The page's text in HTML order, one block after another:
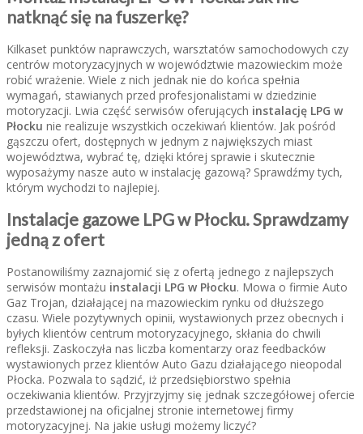
natknąć się na fuszerkę?
Kilkaset punktów naprawczych, warsztatów samochodowych czy
centrów motoryzacyjnych w województwie mazowieckim może
robić wrażenie. Wiele z nich jednak nie do końca spełnia
wymagań, stawianych przed profesjonalistami w dziedzinie
motoryzacji. Lwia część serwisów oferujących instalację LPG w
Płocku nie realizuje wszystkich oczekiwań klientów. Jak pośród
gąszczu ofert, dostępnych w jednym z największych miast
województwa, wybrać tę, dzięki której sprawie i skutecznie
wyposażymy nasze auto w instalację gazową? Sprawdźmy tych,
którym wychodzi to najlepiej.
Instalacje gazowe LPG w Płocku. Sprawdzamy
jedną z ofert
Postanowiliśmy zaznajomić się z ofertą jednego z najlepszych
serwisów montażu instalacji LPG w Płocku. Mowa o firmie Auto
Gaz Trojan, działającej na mazowieckim rynku od dłuższego
czasu. Wiele pozytywnych opinii, wystawionych przez obecnych i
byłych klientów centrum motoryzacyjnego, skłania do chwili
refleksji. Zaskoczyła nas liczba komentarzy oraz feedbacków
wystawionych przez klientów Auto Gazu działającego nieopodal
Płocka. Pozwala to sądzić, iż przedsiębiorstwo spełnia
oczekiwania klientów. Przyjrzyjmy się jednak szczegółowej ofercie
przedstawionej na oficjalnej stronie internetowej firmy
motoryzacyjnej. Na jakie usługi możemy liczyć?